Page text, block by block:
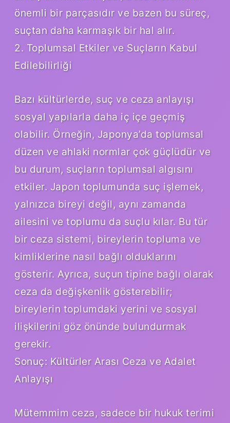
önemli bir parçasıdır ve bazen bu süreç,
suçtan daha karmaşık bir hal alır.
2. Toplumsal Etkiler ve Suçların Kabul
Edilebilirliği
Bazı kültürlerde, suç ve ceza anlayışı
sosyal yapılarla daha iç içe geçmiş
olabilir. Örneğin, Japonya’da toplumsal
düzen ve ahlaki normlar çok güçlüdür ve
bu durum, suçların toplumsal algısını
etkiler. Japon toplumunda suç işlemek,
yalnızca bireyi değil, aynı zamanda
ailesini ve toplumu da suçlu kılar. Bu tür
bir ceza sistemi, bireylerin topluma ve
kimliklerine nasıl bağlı olduklarını
gösterir. Ayrıca, suçun tipine bağlı olarak
ceza da değişkenlik gösterebilir;
bireylerin toplumdaki yerini ve sosyal
ilişkilerini göz önünde bulundurmak
gerekir.
Sonuç: Kültürler Arası Ceza ve Adalet
Anlayışı
Mütemmim ceza, sadece bir hukuk terimi